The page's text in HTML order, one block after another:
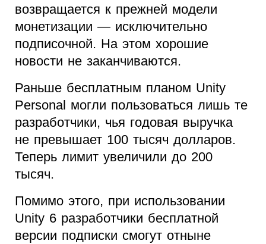
возвращается к прежней модели
монетизации — исключительно
подписочной. На этом хорошие
новости не заканчиваются.
Раньше бесплатным планом Unity
Personal могли пользоваться лишь те
разработчики, чья годовая выручка
не превышает 100 тысяч долларов.
Теперь лимит увеличили до 200
тысяч.
Помимо этого, при использовании
Unity 6 разработчики бесплатной
версии подписки смогут отныне